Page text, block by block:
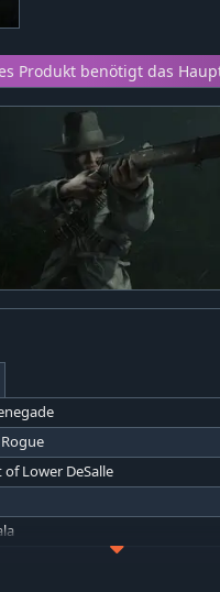
Produkt benötigt das
Lower DeSalle